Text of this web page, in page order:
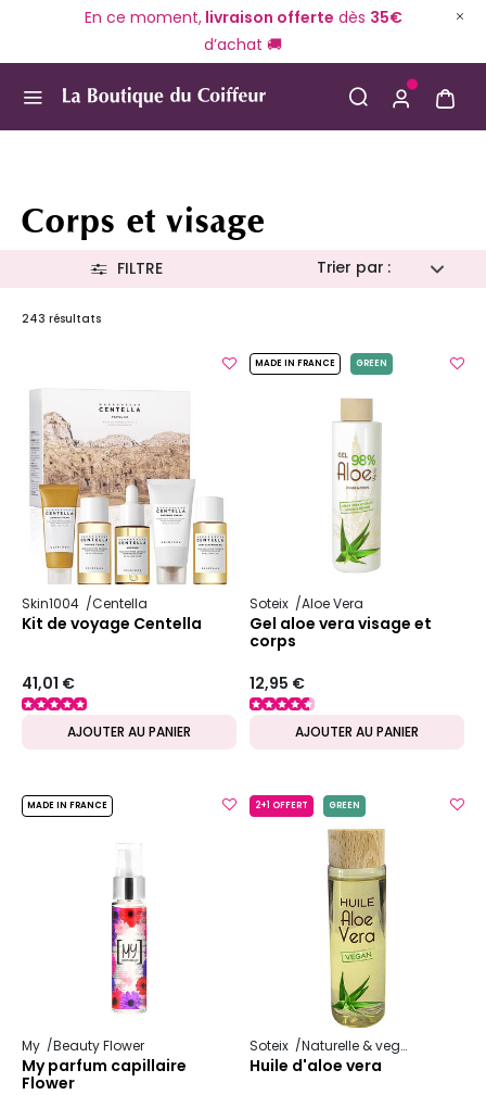
En ce moment,livraison offerte dès 35€
d’achat 🚚
Corps et visage
Trier par :
FILTRE
243 résultats
Skin1004 Centella
Kit de voyage Centella
41,01 €
AJOUTER AU PANIER
MADE IN FRANCE GREEN
Soteix Aloe Vera
Gel aloe vera visage et
corps
12,95 €
AJOUTER AU PANIER
MADE IN FRANCE
My Beauty Flower
My parfum capillaire
Flower
2+1 OFFERT GREEN
Soteix Naturelle & vegan
Huile d'aloe vera